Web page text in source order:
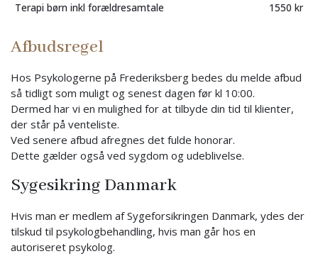
Terapi børn inkl forældresamtale 1550 kr
Afbudsregel
Hos Psykologerne på Frederiksberg bedes du melde afbud
så tidligt som muligt og senest dagen før kl 10:00.
Dermed har vi en mulighed for at tilbyde din tid til klienter,
der står på venteliste.
Ved senere afbud afregnes det fulde honorar.
Dette gælder også ved sygdom og udeblivelse.
Sygesikring Danmark
Hvis man er medlem af Sygeforsikringen Danmark, ydes der
tilskud til psykologbehandling, hvis man går hos en
autoriseret psykolog.